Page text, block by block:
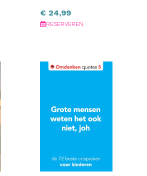
€ 24,99
RESERVEREN